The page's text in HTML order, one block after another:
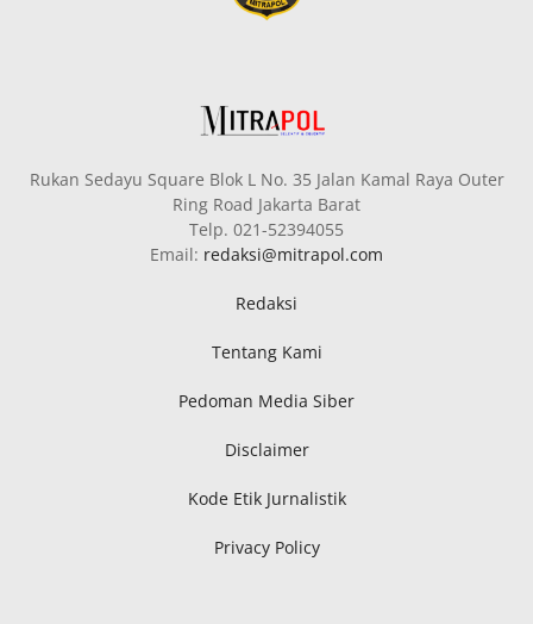
Rukan Sedayu Square Blok L No. 35 Jalan Kamal Raya Outer
Ring Road Jakarta Barat
Telp. 021-52394055
Email: redaksi@mitrapol.com
Redaksi
Tentang Kami
Pedoman Media Siber
Disclaimer
Kode Etik Jurnalistik
Privacy Policy